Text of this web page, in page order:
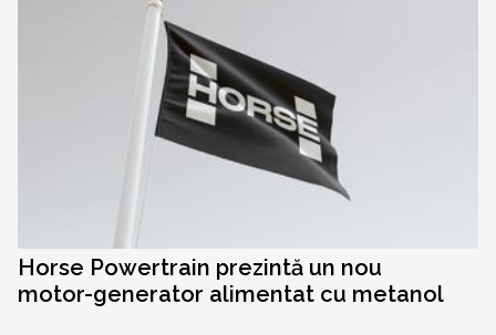
Horse Powertrain prezintă un nou
motor-generator alimentat cu metanol